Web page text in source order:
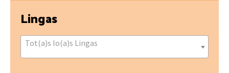
Lingas
Tot(a)s lo(a)s Lingas